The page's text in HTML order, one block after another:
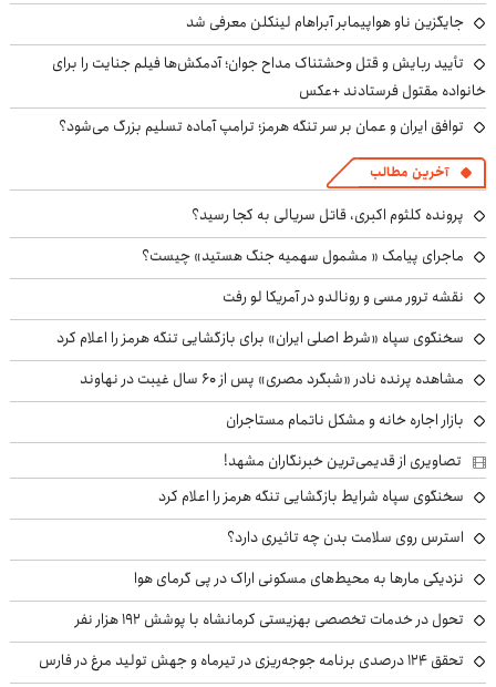
جایگزین ناو هواپیمابر آبراهام لینکلن معرفی شد
تأیید ربایش و قتل وحشتناک مداح جوان؛ آدمکش‌ها فیلم جنایت را برای
خانواده مقتول فرستادند +عکس
توافق ایران و عمان بر سر تنگه هرمز؛ ترامپ آماده تسلیم بزرگ می‌شود؟
آخرین مطالب
پرونده کلثوم اکبری، قاتل سریالی به کجا رسید؟
ماجرای پیامک « مشمول سهمیه جنگ هستید» چیست؟
نقشه ترور مسی و رونالدو در آمریکا لو رفت
سخنگوی سپاه «شرط اصلی ایران» برای بازگشایی تنگه هرمز را اعلام کرد
مشاهده پرنده نادر «شبگرد مصری» پس از ۶۰ سال غیبت در نهاوند
بازار اجاره خانه و مشکل ناتمام مستاجران
تصاویری از قدیمی‌ترین خبرنگاران مشهد!
سخنگوی سپاه شرایط بازگشایی تنگه هرمز را اعلام کرد
استرس روی سلامت بدن چه تاثیری دارد؟
نزدیکی مارها به محیط‌های مسکونی اراک در پی گرمای هوا
تحول در خدمات تخصصی بهزیستی کرمانشاه با پوشش ۱۹۲ هزار نفر
تحقق ۱۲۴ درصدی برنامه جوجه‌ریزی در تیرماه و جهش تولید مرغ در فارس